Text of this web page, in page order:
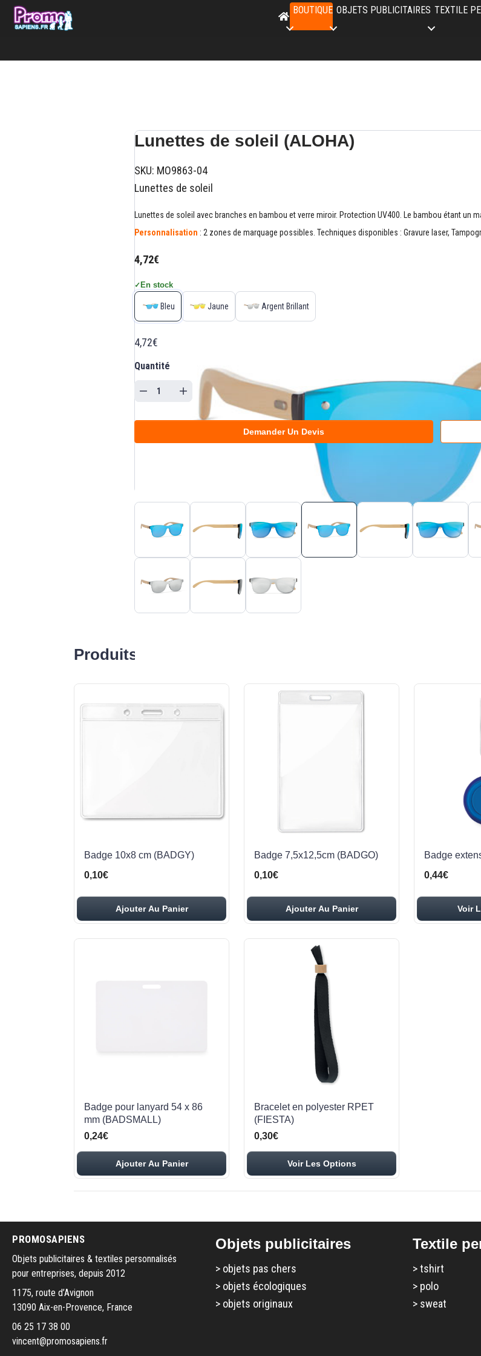
BOUTIQUE OBJETS PUBLICITAIRES TEXTILE
Lunettes de soleil (ALOHA)
SKU: MO9863-04
Lunettes de soleil
Lunettes de soleil avec branches en bambou et verre miroir. Protection UV400. Le bambou étant un
Personnalisation : 2 zones de marquage possibles. Techniques disponibles : Gravure laser,
4,72€
✓ En stock
Bleu Jaune Argent Brillant
4,72€
Quantité
Demander Un Devis
Produits liés
Badge 10x8 cm (BADGY)
0,10€
Ajouter Au Panier
Badge 7,5x12,5cm (BADGO)
0,10€
Ajouter Au Panier
Badge
0,44€
Voir
Badge pour lanyard 54 x 86
mm (BADSMALL)
0,24€
Ajouter Au Panier
Bracelet en polyester RPET
(FIESTA)
0,30€
Voir Les Options
PROMOSAPIENS
Objets publicitaires & textiles personnalisés
pour entreprises, depuis 2012
1175, route d’Avignon
13090 Aix-en-Provence, France
06 25 17 38 00
vincent@promosapiens.fr
Objets publicitaires
> objets pas chers
> objets écologiques
> objets originaux
Textile
>tshirt
> polo
> sweat